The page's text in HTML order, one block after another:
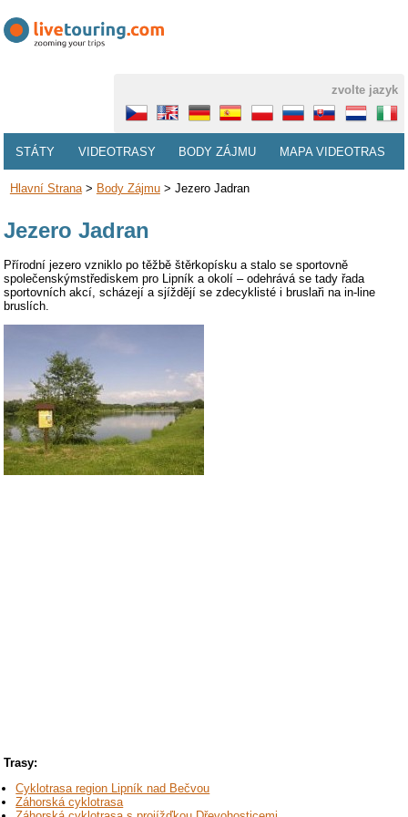
zvolte jazyk
STÁTY VIDEOTRASY BODY ZÁJMU MAPA VIDEOTRAS
Hlavní Strana> Body Zájmu> Jezero Jadran
Jezero Jadran
Přírodní jezero vzniklo po těžbě štěrkopísku a stalo se sportovně
společenskýmstřediskem pro Lipník a okolí – odehrává se tady řada
sportovních akcí, scházejí a sjíždějí se zdecyklisté i bruslaři na in-line
bruslích.
Trasy:
Cyklotrasa region Lipník nad Bečvou
Záhorská cyklotrasa